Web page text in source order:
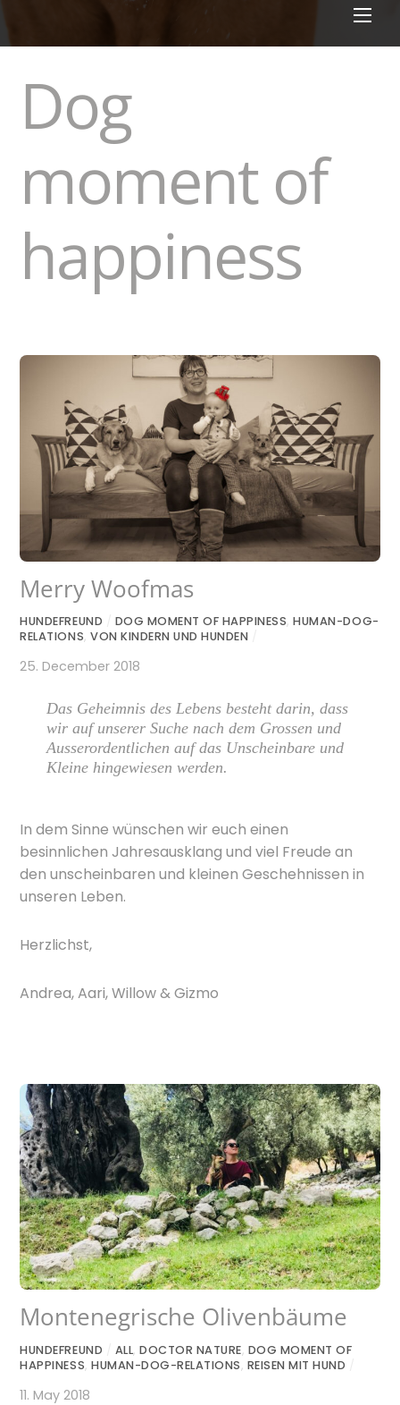
Dog
moment of
happiness
Merry Woofmas
HUNDEFREUND DOG MOMENT OF HAPPINESS,HUMAN-DOG-
RELATIONS,VON KINDERN UND HUNDEN
25. December 2018
Das Geheimnis des Lebens besteht darin, dass
wir auf unserer Suche nach dem Grossen und
Ausserordentlichen auf das Unscheinbare und
Kleine hingewiesen werden.
In dem Sinne wünschen wir euch einen
besinnlichen Jahresausklang und viel Freude an
den unscheinbaren und kleinen Geschehnissen in
unseren Leben.
Herzlichst,
Andrea, Aari, Willow & Gizmo
Montenegrische Olivenbäume
HUNDEFREUND ALL,DOCTOR NATURE, DOG MOMENT OF
HAPPINESS,HUMAN-DOG-RELATIONS, REISEN MIT HUND
11. May 2018